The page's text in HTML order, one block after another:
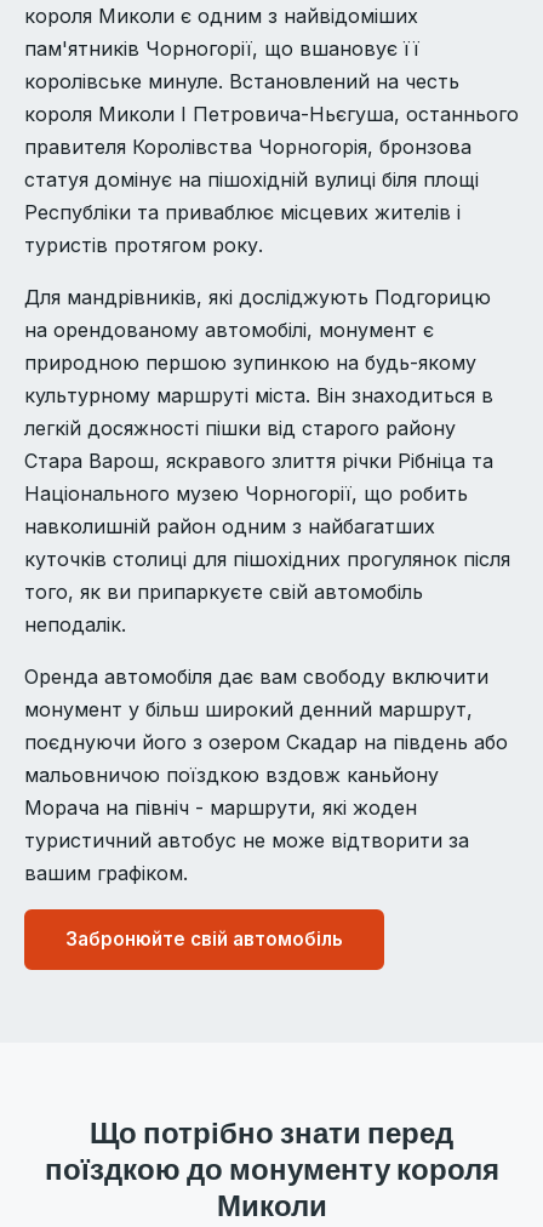
короля Миколи є одним з найвідоміших
пам'ятників Чорногорії, що вшановує її
королівське минуле. Встановлений на честь
короля Миколи I Петровича-Ньєгуша, останнього
правителя Королівства Чорногорія, бронзова
статуя домінує на пішохідній вулиці біля площі
Республіки та приваблює місцевих жителів і
туристів протягом року.
Для мандрівників, які досліджують Подгорицю
на орендованому автомобілі, монумент є
природною першою зупинкою на будь-якому
культурному маршруті міста. Він знаходиться в
легкій досяжності пішки від старого району
Стара Варош, яскравого злиття річки Рібніца та
Національного музею Чорногорії, що робить
навколишній район одним з найбагатших
куточків столиці для пішохідних прогулянок після
того, як ви припаркуєте свій автомобіль
неподалік.
Оренда автомобіля дає вам свободу включити
монумент у більш широкий денний маршрут,
поєднуючи його з озером Скадар на південь або
мальовничою поїздкою вздовж каньйону
Морача на північ - маршрути, які жоден
туристичний автобус не може відтворити за
вашим графіком.
Забронюйте свій автомобіль
Що потрібно знати перед
поїздкою до монументу короля
Миколи